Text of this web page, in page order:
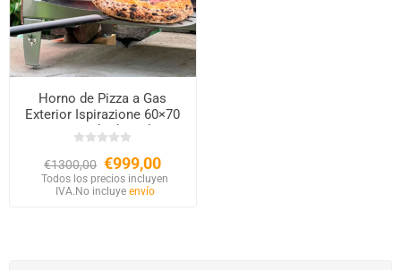
Horno de Pizza a Gas
Exterior Ispirazione 60×70
cm – Acabado Cobre
€1300,00 €999,00
Todos los precios incluyen
IVA. No incluye envío